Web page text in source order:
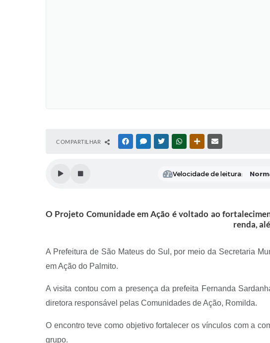
COMPARTILHAR FACEBOOKMESSENGER
TWITTERWHATSAPPOUTRAS MÍDIAS
Velocidade de leitura:
O Projeto Comunidade em Ação é voltado ao
renda,
A Prefeitura de São Mateus do Sul, por meio da Secretaria
em Ação do Palmito.
A visita contou com a presença da prefeita Fernanda
diretora responsável pelas Comunidades de Ação, Romilda.
O encontro teve como objetivo fortalecer os vínculos com a
grupo.